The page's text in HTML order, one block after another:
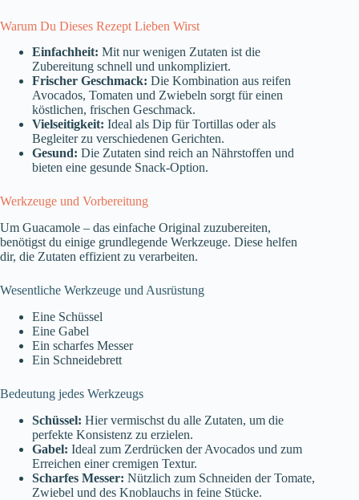
Warum Du Dieses Rezept Lieben Wirst
Einfachheit: Mit nur wenigen Zutaten ist die
Zubereitung schnell und unkompliziert.
Frischer Geschmack: Die Kombination aus reifen
Avocados, Tomaten und Zwiebeln sorgt für einen
köstlichen, frischen Geschmack.
Vielseitigkeit: Ideal als Dip für Tortillas oder als
Begleiter zu verschiedenen Gerichten.
Gesund: Die Zutaten sind reich an Nährstoffen und
bieten eine gesunde Snack-Option.
Werkzeuge und Vorbereitung
Um Guacamole – das einfache Original zuzubereiten,
benötigst du einige grundlegende Werkzeuge. Diese helfen
dir, die Zutaten effizient zu verarbeiten.
Wesentliche Werkzeuge und Ausrüstung
Eine Schüssel
Eine Gabel
Ein scharfes Messer
Ein Schneidebrett
Bedeutung jedes Werkzeugs
Schüssel: Hier vermischst du alle Zutaten, um die
perfekte Konsistenz zu erzielen.
Gabel: Ideal zum Zerdrücken der Avocados und zum
Erreichen einer cremigen Textur.
Scharfes Messer: Nützlich zum Schneiden der Tomate,
Zwiebel und des Knoblauchs in feine Stücke.